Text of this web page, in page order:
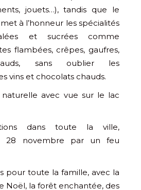
jouets…), tandis que le
à l’honneur les spécialités
et sucrées comme
flambées, crêpes, gaufres,
sans oublier les
vins et chocolats chauds.
avec vue sur le lac
dans toute la ville,
28 novembre par un feu
pour toute la famille, avec la
Noël, la forêt enchantée, des